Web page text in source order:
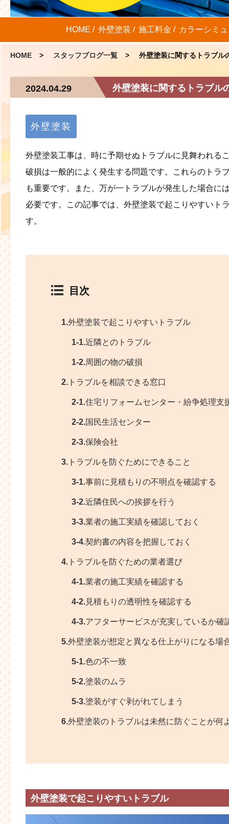
HOME 外壁塗装 施工料金 カラーシミ
HOME スタッフブログ一覧 外壁塗装に関するトラブル
外壁塗装に関するトラブル
2024.04.29
外壁塗装
外壁塗装工事は、時に予期せぬトラブルに見舞われる
破損は一般的によく発生する問題です。これらのトラ
も重要です。また、万が一トラブルが発生した場合に
必要です。この記事では、外壁塗装で起こりやすいト
す。
目次
1.外壁塗装で起こりやすいトラブル
1-1.近隣とのトラブル
1-2.周囲の物の破損
2. トラブルを相談できる窓口
2-1.住宅リフォームセンター・紛争処理支
2-2.国民生活センター
2-3.保険会社
3. トラブルを防ぐためにできること
3-1.事前に見積もりの不明点を確認する
3-2.近隣住民への挨拶を行う
3-3.業者の施工実績を確認しておく
3-4.契約書の内容を把握しておく
4. トラブルを防ぐための業者選び
4-1.業者の施工実績を確認する
4-2.見積もりの透明性を確認する
4-3.アフターサービスが充実しているか確
5.外壁塗装が想定と異なる仕上がりになる場
5-1.色の不一致
5-2.塗装のムラ
5-3.塗装がすぐ剥がれてしまう
6.外壁塗装のトラブルは未然に防ぐことが何
外壁塗装で起こりやすいトラブル